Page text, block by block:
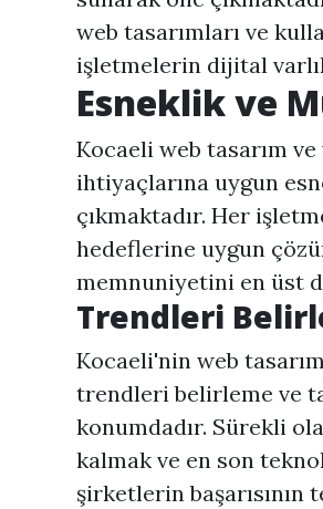
web tasarımları ve
işletmelerin dijital
Esneklik ve
Kocaeli web tasarım ve
ihtiyaçlarına uygun
çıkmaktadır. Her
hedeflerine uygun
memnuniyetini en üst
Trendleri
Kocaeli'nin web
trendleri belirleme ve
konumdadır. Sürekli
kalmak ve en son
şirketlerin